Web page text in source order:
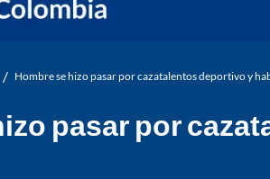
/ Hombre se hizo pasar por cazatalentos deportivo y
pasar por